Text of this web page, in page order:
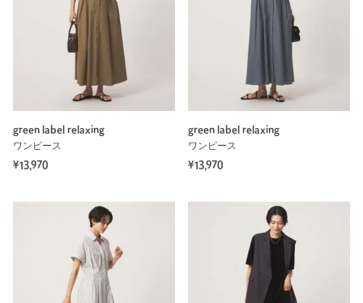
green label relaxing
ワンピース
¥13,970
green label relaxing
ワンピース
¥13,970